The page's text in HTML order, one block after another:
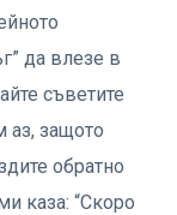
да влезе в
съветите
аз, защото
обратно
каза: “Скоро